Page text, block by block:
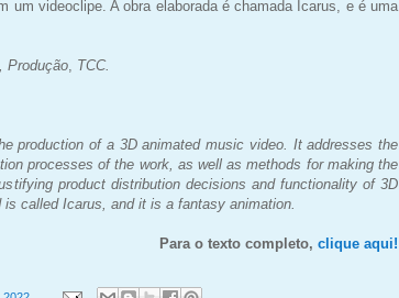
um videoclipe. A obra elaborada é chamada Icarus, e é uma
Produção TCC.
production of a 3D animated music video. It addresses the
processes of the work, as well as methods for making the
product distribution decisions and functionality of 3D
called Icarus, and it is a fantasy animation.
Para o texto completo, clique aqui!